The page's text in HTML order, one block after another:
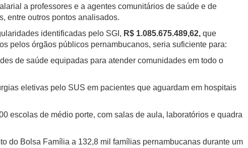
a professores e a agentes comunitários de saúde e de
entre outros pontos analisados.
identificadas pelo SGI, R$ 1.085.675.489,62, que
pelos órgãos públicos pernambucanos, seria suficiente para:
de saúde equipadas para atender comunidades em todo o
eletivas pelo SUS em pacientes que aguardam em hospitais
escolas de médio porte, com salas de aula, laboratórios e quadra
do Bolsa Família a 132,8 mil famílias pernambucanas durante um